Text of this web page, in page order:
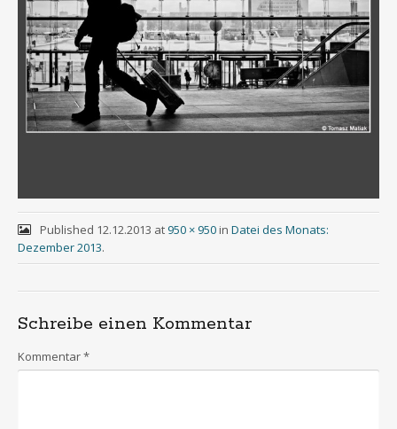
Published 12.12.2013 at950 × 950in Datei des Monats:
Dezember 2013.
Schreibe einen Kommentar
Kommentar*